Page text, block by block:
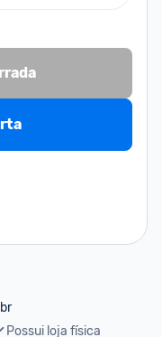
Possui loja física